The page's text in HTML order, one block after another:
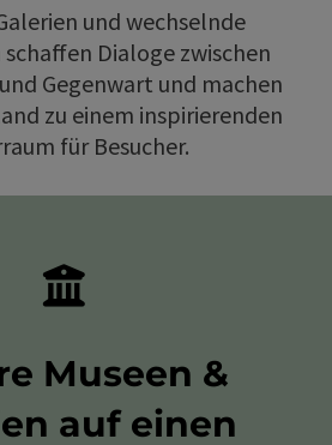
und wechselnde
Dialoge zwischen
Gegenwart und machen
zu einem inspirierenden
für Besucher.
Museen &
auf einen